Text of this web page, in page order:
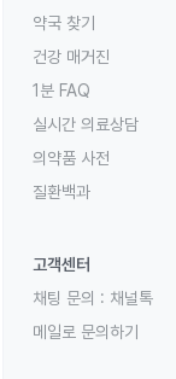
약국 찾기
건강 매거진
1분 FAQ
실시간 의료상담
의약품 사전
질환백과
고객센터
채팅 문의 : 채널톡
메일로 문의하기